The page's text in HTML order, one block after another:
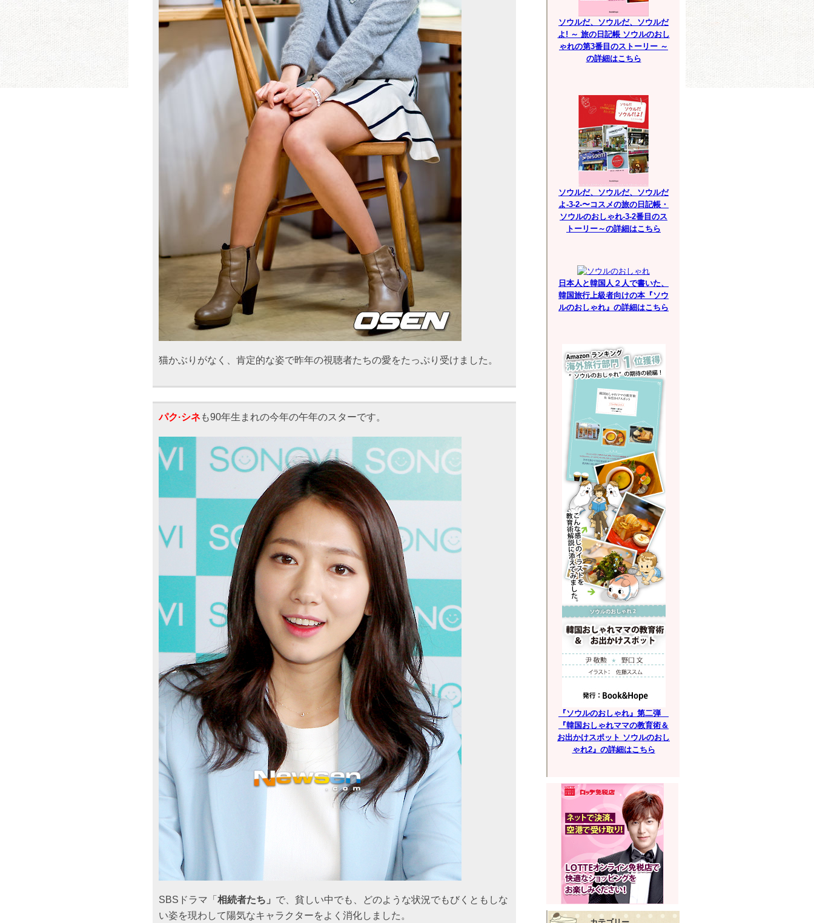
猫かぶりがなく、肯定的な姿で昨年の視聴者たちの愛をたっぷり受けました。
パク·シネ も90年生まれの今年の午年のスターです。
SBSドラマ「 相続者たち」 で、貧しい中でも、どのような状況でもびくともしな
い姿を現わして陽気なキャラクターをよく消化しました。
ソウルだ、ソウルだ、ソウルだ
よ! ～ 旅の日記帳 ソウルのおし
ゃれの第3番目のストーリー ～
の詳細はこちら
ソウルだ、ソウルだ、ソウルだ
よ-3-2-〜コスメの旅の日記帳・
ソウルのおしゃれ-3-2番目のス
トーリー～の詳細はこちら
日本人と韓国人２人で書いた、
韓国旅行上級者向けの本『ソウ
ルのおしゃれ』の詳細はこちら
『ソウルのおしゃれ』第二弾
『韓国おしゃれママの教育術＆
お出かけスポット ソウルのおし
ゃれ2』の詳細はこちら